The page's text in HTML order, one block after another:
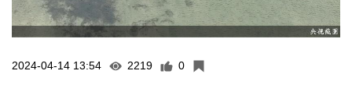
2024-04-14 13:54 2219 0